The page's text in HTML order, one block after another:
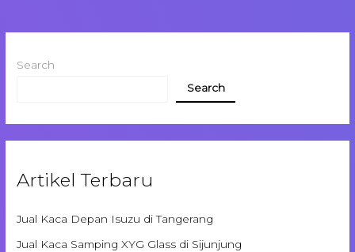
Search
Search
Artikel Terbaru
Jual Kaca Depan Isuzu di Tangerang
Jual Kaca Samping XYG Glass di Sijunjung